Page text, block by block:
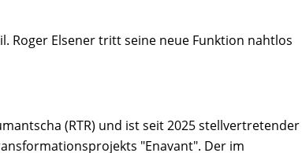
Roger Elsener tritt seine neue Funktion nahtlos
(RTR) und ist seit 2025 stellvertretender
"Enavant". Der im